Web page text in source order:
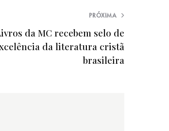
PRÓXIMA
da MC recebem selo de
da literatura cristã
brasileira